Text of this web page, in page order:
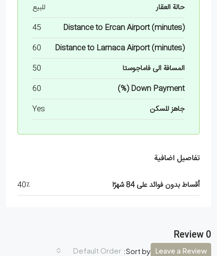
حالة العقار
للبيع
Distance to Ercan Airport (minutes)
45
Distance to Larnaca Airport (minutes)
60
المسافة الى فاماجوستا
50
Down Payment (%)
60
جاهز للسكن
Yes
تفاصيل اضافية
أقساط بدون فوائد على 84 شهرًا 40٪
0 Review
Sort by:
Default Order Leave a Review